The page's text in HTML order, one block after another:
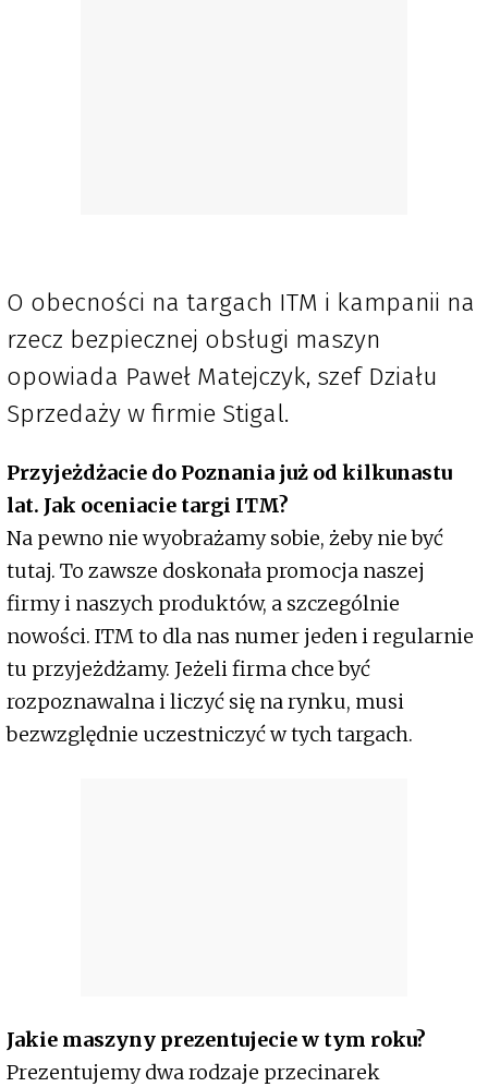
O obecności na targach ITM i kampanii na
rzecz bezpiecznej obsługi maszyn
opowiada Paweł Matejczyk, szef Działu
Sprzedaży w firmie Stigal.
Przyjeżdżacie do Poznania już od kilkunastu
lat. Jak oceniacie targi ITM?
Na pewno nie wyobrażamy sobie, żeby nie być
tutaj. To zawsze doskonała promocja naszej
firmy i naszych produktów, a szczególnie
nowości. ITM to dla nas numer jeden i regularnie
tu przyjeżdżamy. Jeżeli firma chce być
rozpoznawalna i liczyć się na rynku, musi
bezwzględnie uczestniczyć w tych targach.
Jakie maszyny prezentujecie w tym roku?
Prezentujemy dwa rodzaje przecinarek